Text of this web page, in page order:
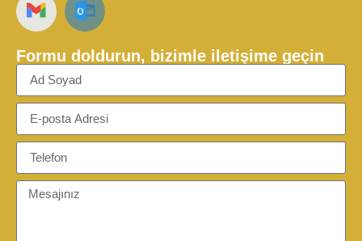
Formu doldurun, bizimle iletişime geçin